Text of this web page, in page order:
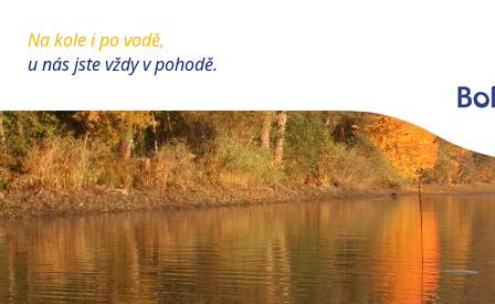
Na kole i po vodě,
u nás jste vždy v pohodě.